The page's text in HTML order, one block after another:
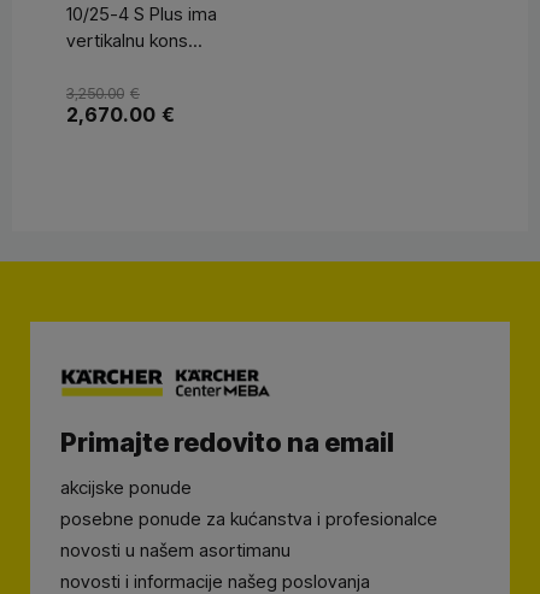
10/25-4 S Plus ima
vertikalnu kons...
€
3,250.00
€
2,670.00
Primajte redovito na email
akcijske ponude
posebne ponude za kućanstva i profesionalce
novosti u našem asortimanu
novosti i informacije našeg poslovanja